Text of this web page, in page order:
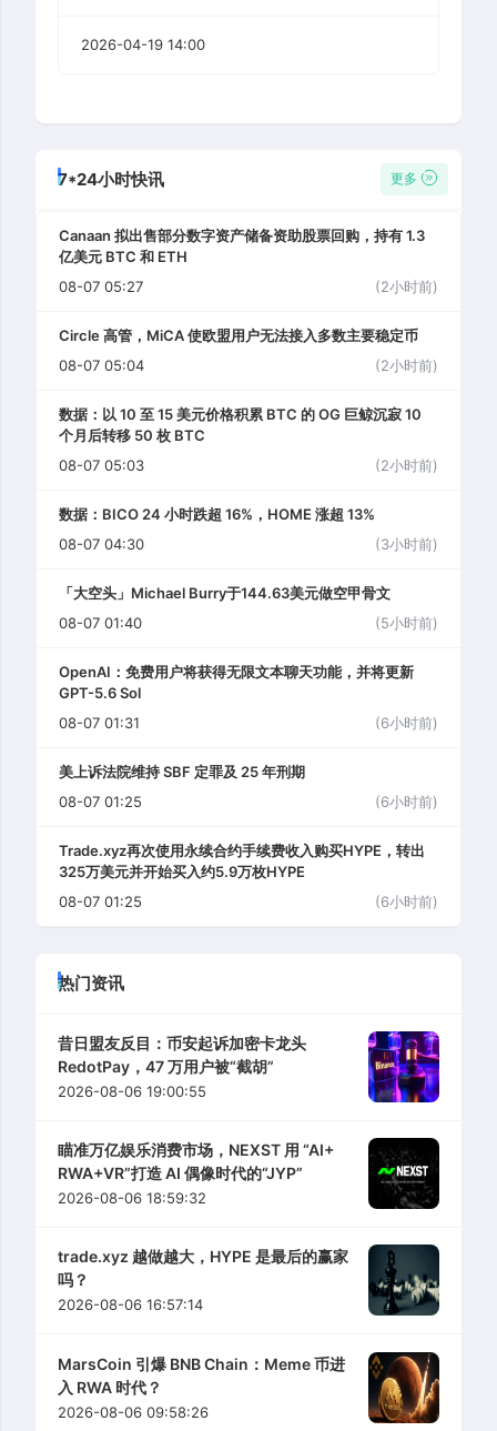
2026-04-19 14:00
7*24小时快讯 更多
Canaan 拟出售部分数字资产储备资助股票回购，持有 1.3
亿美元 BTC 和 ETH
08-07 05:27
(2小时前)
Circle 高管，MiCA 使欧盟用户无法接入多数主要稳定币
08-07 05:04
(2小时前)
数据：以 10 至 15 美元价格积累 BTC 的 OG 巨鲸沉寂 10
个月后转移 50 枚 BTC
08-07 05:03
(2小时前)
数据：BICO 24 小时跌超 16%，HOME 涨超 13%
08-07 04:30
(3小时前)
「大空头」Michael Burry于144.63美元做空甲骨文
08-07 01:40
(5小时前)
OpenAI：免费用户将获得无限文本聊天功能，并将更新
GPT-5.6 Sol
08-07 01:31
(6小时前)
美上诉法院维持 SBF 定罪及 25 年刑期
08-07 01:25
(6小时前)
Trade.xyz再次使用永续合约手续费收入购买HYPE，转出
325万美元并开始买入约5.9万枚HYPE
08-07 01:25
(6小时前)
热门资讯
昔日盟友反目：币安起诉加密卡龙头
RedotPay，47 万用户被“截胡”
2026-08-06 19:00:55
瞄准万亿娱乐消费市场，NEXST 用 “AI+
RWA+VR”打造 AI 偶像时代的“JYP”
2026-08-06 18:59:32
trade.xyz 越做越大，HYPE 是最后的赢家
吗？
2026-08-06 16:57:14
MarsCoin 引爆 BNB Chain：Meme 币进
入 RWA 时代？
2026-08-06 09:58:26